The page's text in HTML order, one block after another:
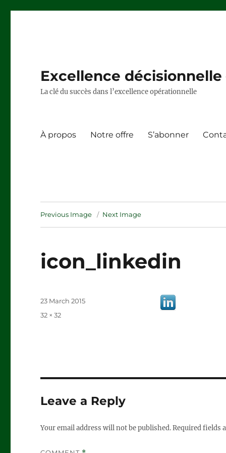
Excellence
La clé du succès dans l’excellence opérationnelle
À propos Notre offre S’abonner
Previous Image Next Image
icon_linkedin
Posted
on
23 March 2015
Full
32 × 32
Leave a Reply
Your email address will not be published.Required fields